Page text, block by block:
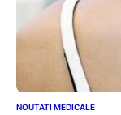
NOUTATI MEDICALE